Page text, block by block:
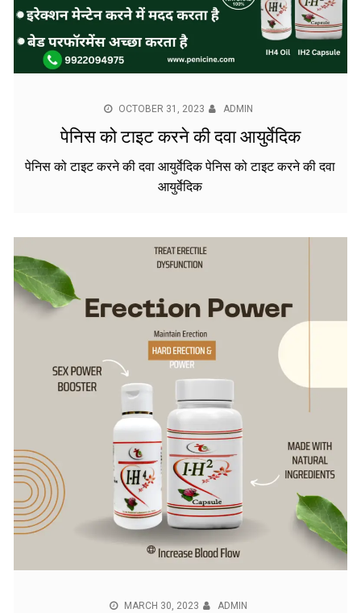
OCTOBER 31, 2023 ADMIN
पेनिस को टाइट करने की दवा आयुर्वेदिक
पेनिस को टाइट करने की दवा आयुर्वेदिक पेनिस को टाइट करने की दवा
आयुर्वेदिक
MARCH 30, 2023 ADMIN